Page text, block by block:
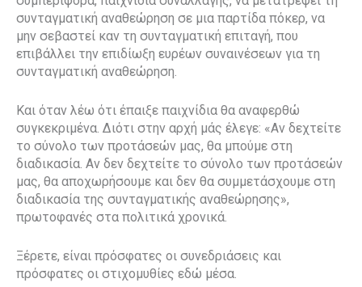
συνταγματική αναθεώρηση σε μια παρτίδα πόκερ, να
μην σεβαστεί καν τη συνταγματική επιταγή, που
επιβάλλει την επιδίωξη ευρέων συναινέσεων για τη
συνταγματική αναθεώρηση.
Και όταν λέω ότι έπαιξε παιχνίδια θα αναφερθώ
συγκεκριμένα. Διότι στην αρχή μάς έλεγε: «Αν δεχτείτε
το σύνολο των προτάσεών μας, θα μπούμε στη
διαδικασία. Αν δεν δεχτείτε το σύνολο των προτάσεών
μας, θα αποχωρήσουμε και δεν θα συμμετάσχουμε στη
διαδικασία της συνταγματικής αναθεώρησης»,
πρωτοφανές στα πολιτικά χρονικά.
Ξέρετε, είναι πρόσφατες οι συνεδριάσεις και
πρόσφατες οι στιχομυθίες εδώ μέσα.